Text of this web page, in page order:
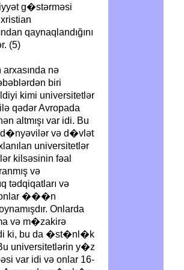
g�stərməsi
xristian
qaynaqlandığını
(5)
arxasında nə
biri
kimi universitetlər
qədər Avropada
altmışı var idi. Bu
d�nyəvilər və d�vlət
universitetlər
kilsəsinin fəal
və
tədqiqatları və
onlar ���n
Onlarda
və m�zakirə
idi ki, bu da �st�nl�k
universitetlərin y�z
var idi və onlar 16-